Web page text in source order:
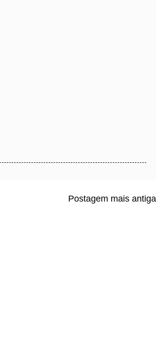
Postagem mais antiga